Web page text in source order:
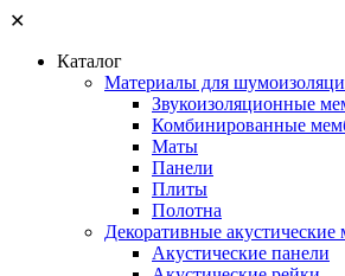
✕
Каталог
Материалы для
Звукоизоляционные
Комбинированные
Маты
Панели
Плиты
Полотна
Декоративные акустические
Акустические панели